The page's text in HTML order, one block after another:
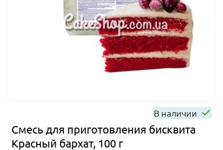
В наличии
Смесь для приготовления бисквита
Красный бархат, 100 г